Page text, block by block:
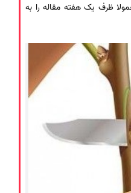
ظرف یک هفته مقاله را به